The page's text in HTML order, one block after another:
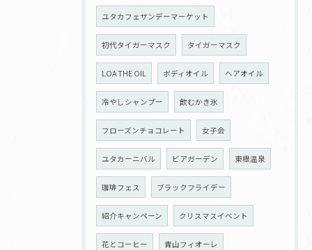
ユタカフェサンデーマーケット
初代タイガーマスク タイガーマスク
LOA THE OIL ボディオイル ヘアオイル
冷やしシャンプー 飲むかき氷
フローズンチョコレート 女子会
ユタカーニバル ビアガーデン 東根温泉
珈琲フェス ブラックフライデー
紹介キャンペーン クリスマスイベント
花とコーヒー 青山フィオーレ